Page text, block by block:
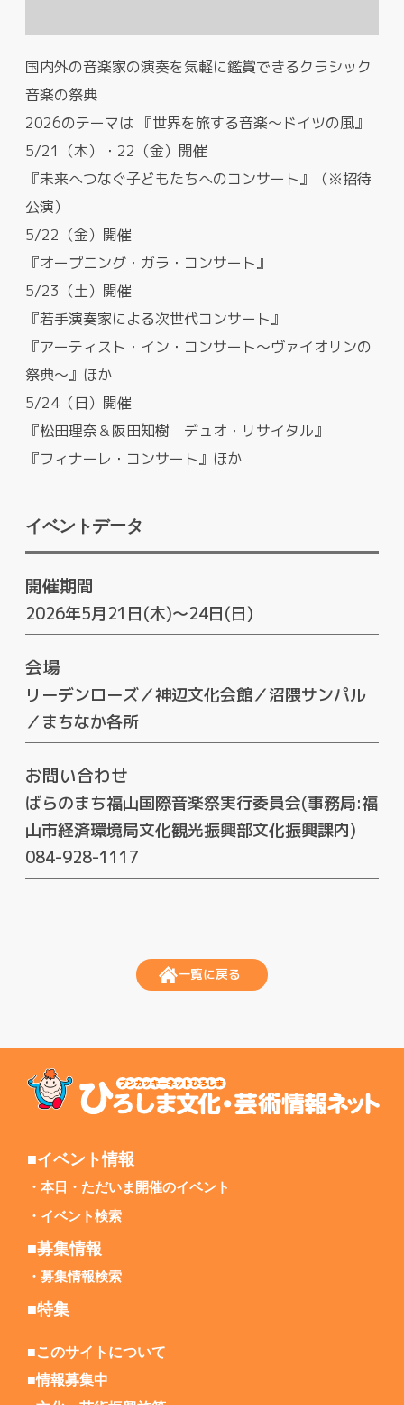
国内外の音楽家の演奏を気軽に鑑賞できるクラシック
音楽の祭典
2026のテーマは 『世界を旅する音楽～ドイツの風』
5/21（木）・22（金）開催
『未来へつなぐ子どもたちへのコンサート』（※招待
公演）
5/22（金）開催
『オープニング・ガラ・コンサート』
5/23（土）開催
『若手演奏家による次世代コンサート』
『アーティスト・イン・コンサート～ヴァイオリンの
祭典～』ほか
5/24（日）開催
『松田理奈＆阪田知樹 デュオ・リサイタル』
『フィナーレ・コンサート』ほか
イベントデータ
開催期間
2026年5月21日(木)～24日(日)
会場
リーデンローズ／神辺文化会館／沼隈サンパル
／まちなか各所
お問い合わせ
ばらのまち福山国際音楽祭実行委員会(事務局:福
山市経済環境局文化観光振興部文化振興課内)
084-928-1117
一覧に戻る
■イベント情報
本日・ただいま開催のイベント
イベント検索
■募集情報
募集情報検索
■特集
■このサイトについて
■情報募集中